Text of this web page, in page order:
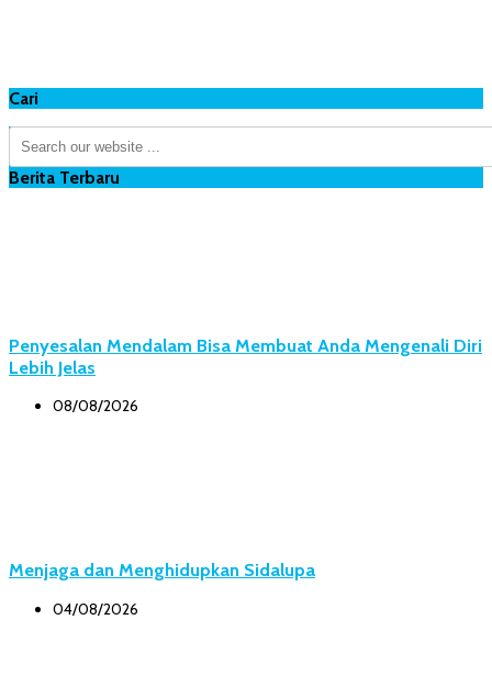
Cari
Berita Terbaru
Penyesalan Mendalam Bisa Membuat Anda Mengenali Diri
Lebih Jelas
08/08/2026
Menjaga dan Menghidupkan Sidalupa
04/08/2026